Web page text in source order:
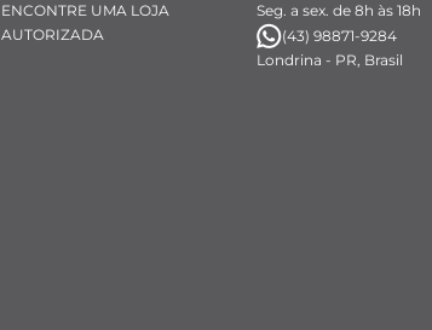
ENCONTRE UMA LOJA
AUTORIZADA
Seg. a sex. de 8h às 18h
(43) 98871-9284
Londrina - PR, Brasil